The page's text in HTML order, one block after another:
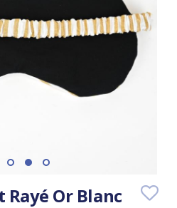
Or Blanc